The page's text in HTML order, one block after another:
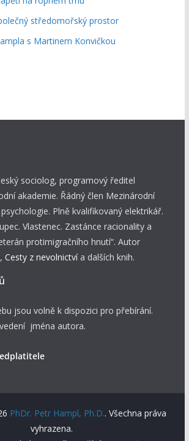
středomořský prostor
s Martinem Konvičkou
sociolog, programový ředitel
akademie. Řádný člen Mezinárodní
Plně kvalifikovaný elektrikář.
Vlastenec. Zastánce racionality a
protimigračního hnutí“. Autor
, Cesty z nevolnictví a dalších knih.
jsou volně k dispozici pro přebírání.
jména autora.
PhDr. Petr Hampl, Ph.D.. Všechna práva
vyhrazena.